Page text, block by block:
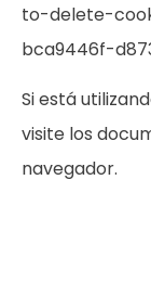
to-delete-
bca9446f-
Si está
visite los
navegador.